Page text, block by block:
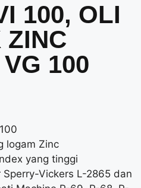
100, OLI
ZINC
100
logam Zinc
yang tinggi
Vickers L-2865 dan